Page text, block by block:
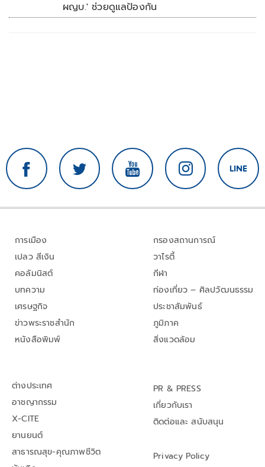
ผญบ.' ช่วยดูแลป้องกัน
การเมือง
เปลว สีเงิน
คอลัมนิสต์
บทความ
เศรษฐกิจ
ข่าวพระราชสำนัก
หนังสือพิมพ์
กรองสถานการณ์
วาไรตี้
กีฬา
ท่องเที่ยว – ศิลปวัฒนธรรม
ประชาสัมพันธ์
ภูมิภาค
สิ่งแวดล้อม
ต่างประเทศ
อาชญากรรม
X-CITE
ยานยนต์
สาธารณสุข-คุณภาพชีวิต
PR & PRESS
เกี่ยวกับเรา
ติดต่อและ สนับสนุน
Privacy Policy